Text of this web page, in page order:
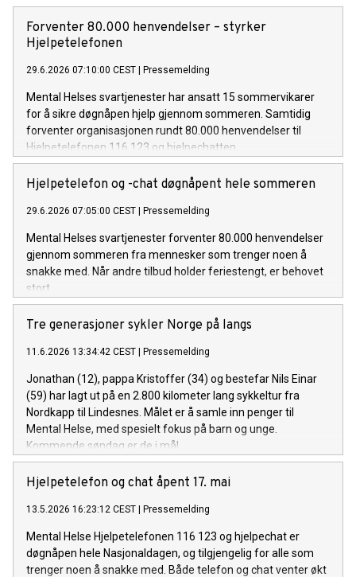
Forventer 80.000 henvendelser – styrker
Hjelpetelefonen
29.6.2026 07:10:00 CEST Pressemelding
Mental Helses svartjenester har ansatt 15 sommervikarer
for å sikre døgnåpen hjelp gjennom sommeren. Samtidig
forventer organisasjonen rundt 80.000 henvendelser til
Hjelpetelefonen 116 123 og hjelpechatten.
Hjelpetelefon og -chat døgnåpent hele sommeren
29.6.2026 07:05:00 CEST Pressemelding
Mental Helses svartjenester forventer 80.000 henvendelser
gjennom sommeren fra mennesker som trenger noen å
snakke med. Når andre tilbud holder feriestengt, er behovet
stort.
Tre generasjoner sykler Norge på langs
11.6.2026 13:34:42 CEST Pressemelding
Jonathan (12), pappa Kristoffer (34) og bestefar Nils Einar
(59) har lagt ut på en 2.800 kilometer lang sykkeltur fra
Nordkapp til Lindesnes. Målet er å samle inn penger til
Mental Helse, med spesielt fokus på barn og unge.
Kommende søndag er de i mål.
Hjelpetelefon og chat åpent 17. mai
13.5.2026 16:23:12 CEST Pressemelding
Mental Helse Hjelpetelefonen 116 123 og hjelpechat er
døgnåpen hele Nasjonaldagen, og tilgjengelig for alle som
trenger noen å snakke med. Både telefon og chat venter økt